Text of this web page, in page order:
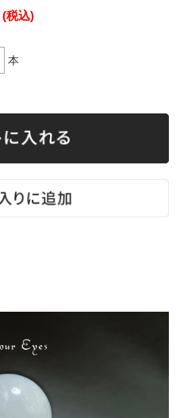
(税込)
本